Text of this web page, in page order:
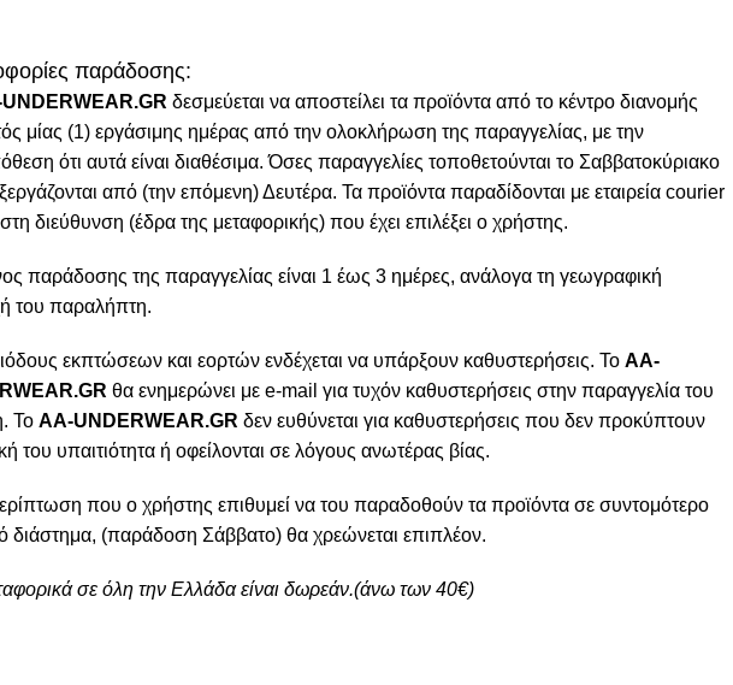
παράδοσης:
δεσμεύεται να αποστείλει τα προϊόντα από το κέντρο διανομής
μίας (1) εργάσιμης ημέρας από την ολοκλήρωση της παραγγελίας, με την
ότι αυτά είναι διαθέσιμα. Όσες παραγγελίες τοποθετούνται το Σαββατοκύριακο
από (την επόμενη) Δευτέρα. Τα προϊόντα παραδίδονται με εταιρεία courier
διεύθυνση (έδρα της μεταφορικής) που έχει επιλέξει ο χρήστης.
παράδοσης της παραγγελίας είναι 1 έως 3 ημέρες, ανάλογα τη γεωγραφική
του παραλήπτη.
εκπτώσεων και εορτών ενδέχεται να υπάρξουν καθυστερήσεις. Το AA-
θα ενημερώνει με e-mail για τυχόν καθυστερήσεις στην παραγγελία του
Το AA-UNDERWEAR.GR δεν ευθύνεται για καθυστερήσεις που δεν προκύπτουν
του υπαιτιότητα ή οφείλονται σε λόγους ανωτέρας βίας.
που ο χρήστης επιθυμεί να του παραδοθούν τα προϊόντα σε συντομότερο
διάστημα, (παράδοση Σάββατο) θα χρεώνεται επιπλέον.
σε όλη την Ελλάδα είναι δωρεάν.(άνω των 40€)